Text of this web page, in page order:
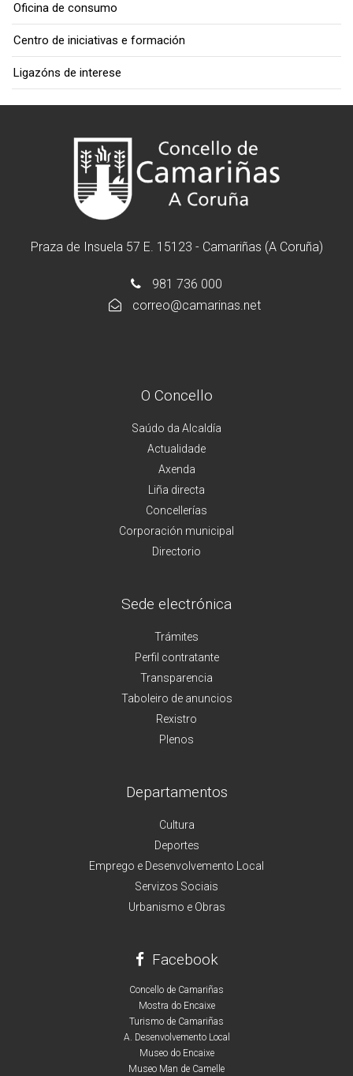
Oficina de consumo
Centro de iniciativas e formación
Ligazóns de interese
Praza de Insuela 57 E. 15123 - Camariñas (A Coruña)
981 736 000
correo@camarinas.net
O Concello
Saúdo da Alcaldía
Actualidade
Axenda
Liña directa
Concellerías
Corporación municipal
Directorio
Sede electrónica
Trámites
Perfil contratante
Transparencia
Taboleiro de anuncios
Rexistro
Plenos
Departamentos
Cultura
Deportes
Emprego e Desenvolvemento Local
Servizos Sociais
Urbanismo e Obras
Facebook
Concello de Camariñas
Mostra do Encaixe
Turismo de Camariñas
A. Desenvolvemento Local
Museo do Encaixe
Museo Man de Camelle